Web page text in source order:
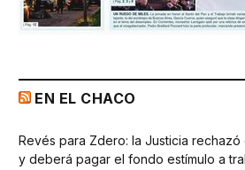
EN EL CHACO
Revés para Zdero: la Justicia
y deberá pagar el fondo estímulo a